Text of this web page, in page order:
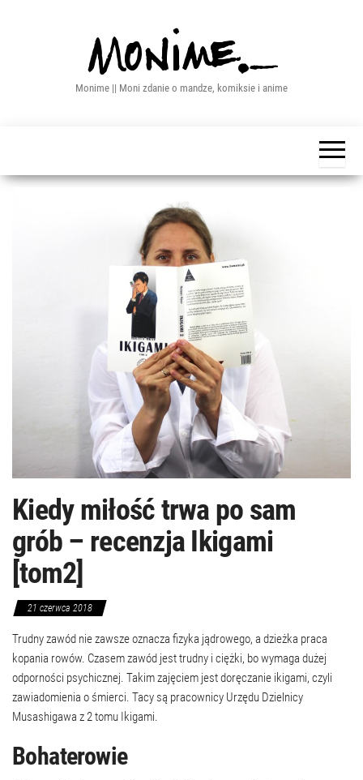
Monime || Moni zdanie o mandze, komiksie i anime
Kiedy miłość trwa po sam
grób – recenzja Ikigami
[tom2]
21 czerwca 2018
Trudny zawód nie zawsze oznacza fizyka jądrowego, a dzieżka praca
kopania rowów. Czasem zawód jest trudny i ciężki, bo wymaga dużej
odporności psychicznej. Takim zajęciem jest doręczanie ikigami, czyli
zawiadomienia o śmierci. Tacy są pracownicy Urzędu Dzielnicy
Musashigawa z 2 tomu Ikigami.
Bohaterowie